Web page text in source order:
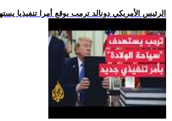
.. الرئيس الأمريكي دونالد ترمب يوقع أمرا تنفيذيا